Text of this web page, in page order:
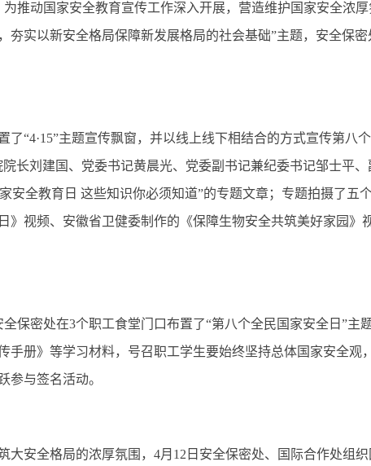
推动国家安全教育宣传工作深入开展，营造维护国家安全浓厚
实以新安全格局保障新发展格局的社会基础”主题，安全保
了“4·15”主题宣传飘窗，并以线上线下相结合的方式宣传第八
长刘建国、党委书记黄晨光、党委副书记兼纪委书记邹士平
安全教育日 这些知识你必须知道”的专题文章；专题拍摄了五
》视频、安徽省卫健委制作的《保障生物安全共筑美好家园
全保密处在3个职工食堂门口布置了“第八个全民国家安全日”主
手册》等学习材料，号召职工学生要始终坚持总体国家安全观
参与签名活动。
大安全格局的浓厚氛围， 4月 12 日安全保密处、国际合作处组